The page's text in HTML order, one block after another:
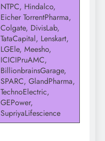
NTPC, Hindalco,
Eicher TorrentPharma,
Colgate, DivisLab,
TataCapital, Lenskart,
LGEle, Meesho,
ICICIPruAMC,
BillionbrainsGarage,
SPARC, GlandPharma,
TechnoElectric,
GEPower,
SupriyaLifescience